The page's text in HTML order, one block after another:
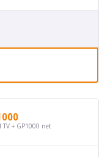
+ GP1000 net